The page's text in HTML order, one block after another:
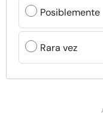
Posiblemente
Rara vez